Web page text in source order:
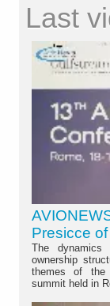
Last
Presicce
The
ownership
themes of the
summit held in